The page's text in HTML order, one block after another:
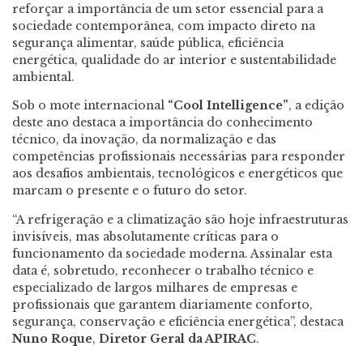
reforçar a importância de um setor essencial para a
sociedade contemporânea, com impacto direto na
segurança alimentar, saúde pública, eficiência
energética, qualidade do ar interior e sustentabilidade
ambiental.
Sob o mote internacional “Cool Intelligence”, a edição
deste ano destaca a importância do conhecimento
técnico, da inovação, da normalização e das
competências profissionais necessárias para responder
aos desafios ambientais, tecnológicos e energéticos que
marcam o presente e o futuro do setor.
“A refrigeração e a climatização são hoje infraestruturas
invisíveis, mas absolutamente críticas para o
funcionamento da sociedade moderna. Assinalar esta
data é, sobretudo, reconhecer o trabalho técnico e
especializado de largos milhares de empresas e
profissionais que garantem diariamente conforto,
segurança, conservação e eficiência energética”, destaca
Nuno Roque, Diretor Geral da APIRAC.